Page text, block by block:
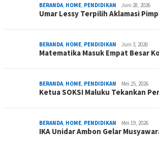
BERANDA, HOME, PENDIDIKAN Juni 28, 2026
Umar Lessy Terpilih Aklamasi
BERANDA, HOME, PENDIDIKAN Juni 3, 2026
Matematika Masuk Empat Besar
BERANDA, HOME, PENDIDIKAN Mei 25, 2026
Ketua SOKSI Maluku Tekankan
BERANDA, HOME, PENDIDIKAN Mei 19, 2026
IKA Unidar Ambon Gelar